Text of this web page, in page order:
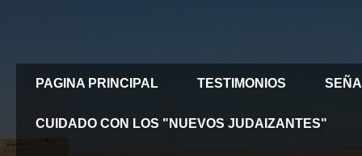
PAGINA PRINCIPAL TESTIMONIOS
CUIDADO CON LOS "NUEVOS JUDAIZANTES"